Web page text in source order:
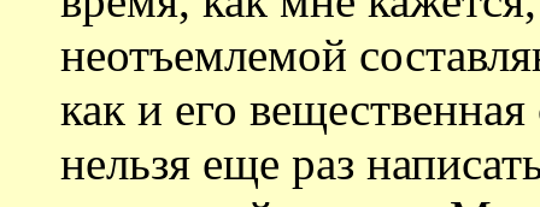
неотъемлемой
как и его
нельзя еще раз